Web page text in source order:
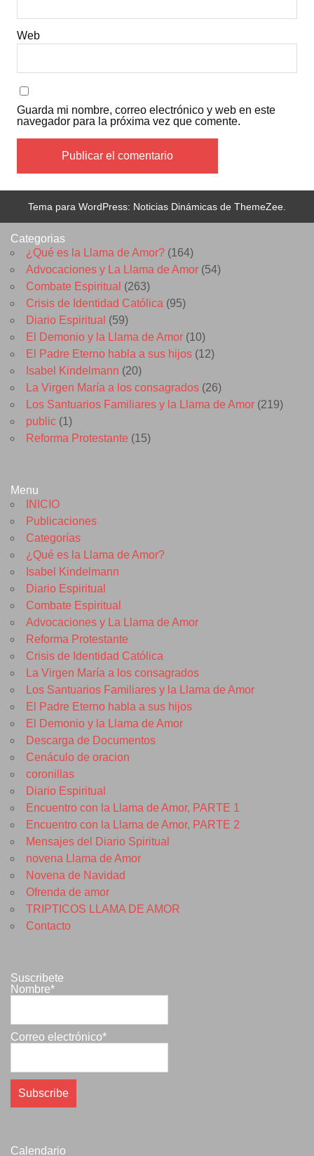
Web
Guarda mi nombre, correo electrónico y web en este
navegador para la próxima vez que comente.
Tema para WordPress: Noticias Dinámicas de ThemeZee.
Categorias
¿Qué es la Llama de Amor? (164)
Advocaciones y La Llama de Amor (54)
Combate Espiritual (263)
Crisis de Identidad Católica (95)
Diario Espiritual (59)
El Demonio y la Llama de Amor (10)
El Padre Eterno habla a sus hijos (12)
Isabel Kindelmann (20)
La Virgen María a los consagrados (26)
Los Santuarios Familiares y la Llama de Amor (219)
public (1)
Reforma Protestante (15)
Menu
INICIO
Publicaciones
Categorías
¿Qué es la Llama de Amor?
Isabel Kindelmann
Diario Espiritual
Combate Espiritual
Advocaciones y La Llama de Amor
Reforma Protestante
Crisis de Identidad Católica
La Virgen María a los consagrados
Los Santuarios Familiares y la Llama de Amor
El Padre Eterno habla a sus hijos
El Demonio y la Llama de Amor
Descarga de Documentos
Cenáculo de oracion
coronillas
Diario Espiritual
Encuentro con la Llama de Amor, PARTE 1
Encuentro con la Llama de Amor, PARTE 2
Mensajes del Diario Spiritual
novena Llama de Amor
Novena de Navidad
Ofrenda de amor
TRIPTICOS LLAMA DE AMOR
Contacto
Suscribete
Nombre*
Correo electrónico*
Calendario